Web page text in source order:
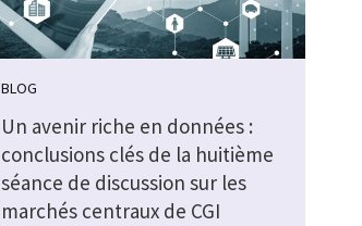
BLOG
Un avenir riche en données :
conclusions clés de la huitième
séance de discussion sur les
marchés centraux de CGI